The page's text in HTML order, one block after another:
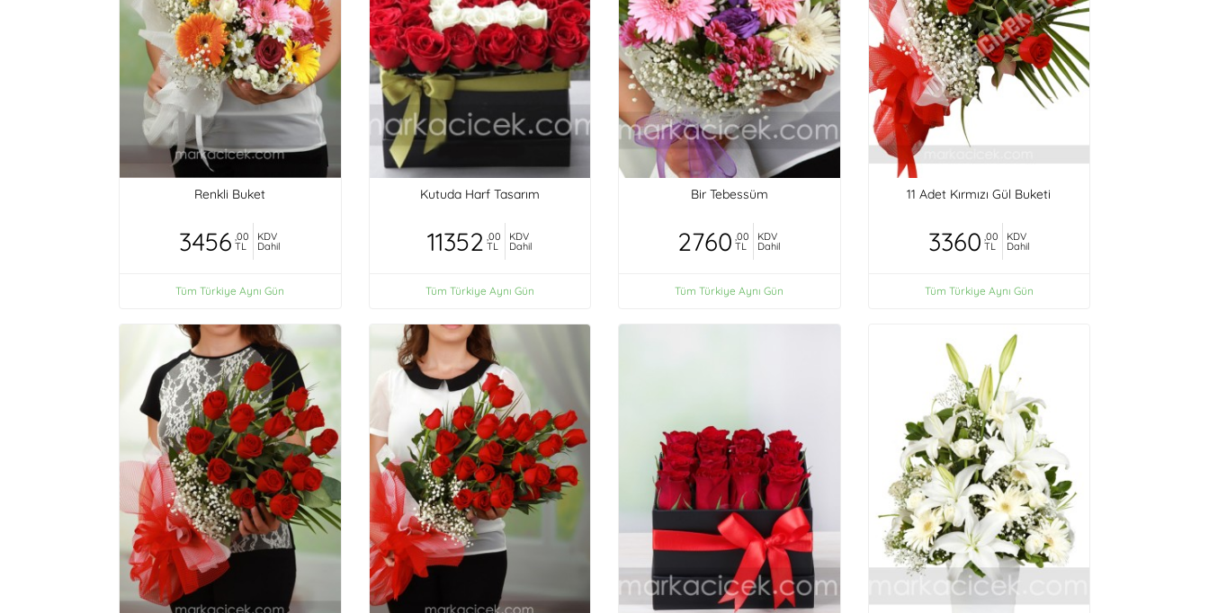
Renkli Buket
3456 ,00
TL
KDV
Dahil
Tüm Türkiye Aynı Gün
Kutuda Harf Tasarım
11352 ,00
TL
KDV
Dahil
Tüm Türkiye Aynı Gün
Bir Tebessüm
2760 ,00
TL
KDV
Dahil
Tüm Türkiye Aynı Gün
11 Adet Kırmızı Gül Buketi
3360 ,00
TL
KDV
Dahil
Tüm Türkiye Aynı Gün